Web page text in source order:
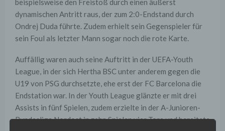
beispielsweise den Freistoß durch einen äußerst
dynamischen Antritt raus, der zum 2:0-Endstand durch
Ondrej Duda führte. Zudem erhielt sein Gegenspieler für
sein Foul als letzter Mann sogar noch die rote Karte.
Auffällig waren auch seine Auftritt in der UEFA-Youth
League, in der sich Hertha BSC unter anderem gegen die
U19 von PSG durchsetzte, ehe erst der FC Barcelona die
Endstation war. In der Youth League glänzte er mit drei
Assists in fünf Spielen, zudem erzielte in der A-Junioren-
Bundesliga Nordost in zehn Spielen vier Tore und bereitete